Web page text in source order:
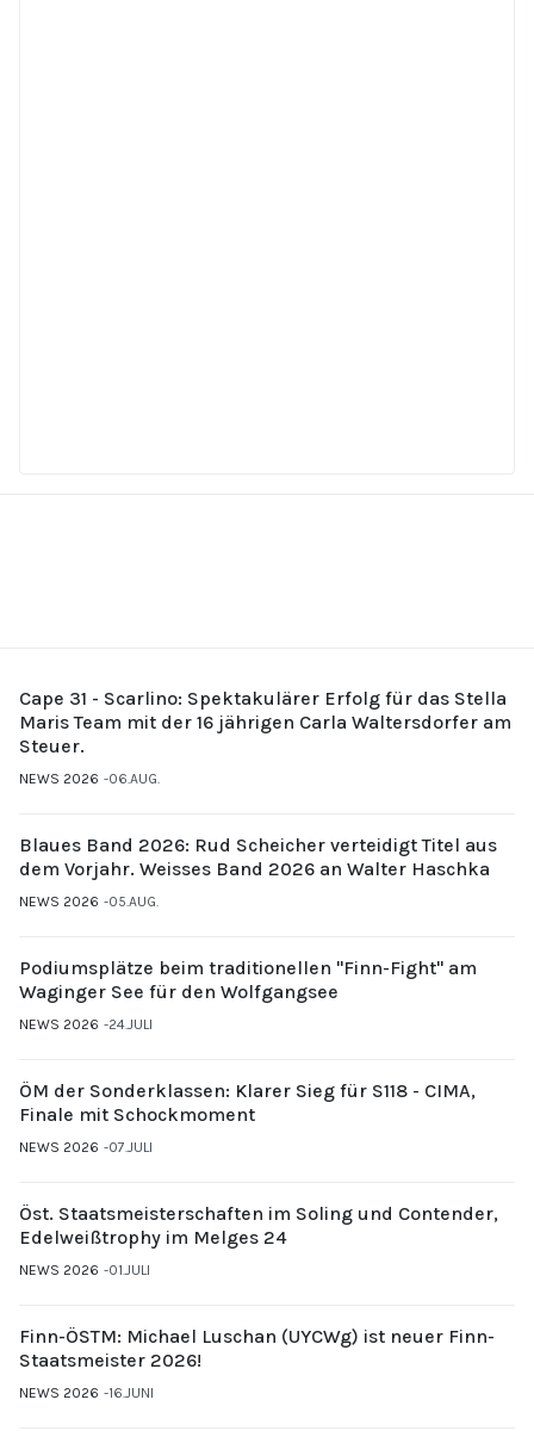
Cape 31 - Scarlino: Spektakulärer Erfolg für das Stella
Maris Team mit der 16 jährigen Carla Waltersdorfer am
Steuer.
NEWS 2026 06.AUG.
Blaues Band 2026: Rud Scheicher verteidigt Titel aus
dem Vorjahr. Weisses Band 2026 an Walter Haschka
NEWS 2026 05.AUG.
Podiumsplätze beim traditionellen "Finn-Fight" am
Waginger See für den Wolfgangsee
NEWS 2026 24.JULI
ÖM der Sonderklassen: Klarer Sieg für S118 - CIMA,
Finale mit Schockmoment
NEWS 2026 07.JULI
Öst. Staatsmeisterschaften im Soling und Contender,
Edelweißtrophy im Melges 24
NEWS 2026 01.JULI
Finn-ÖSTM: Michael Luschan (UYCWg) ist neuer Finn-
Staatsmeister 2026!
NEWS 2026 16.JUNI